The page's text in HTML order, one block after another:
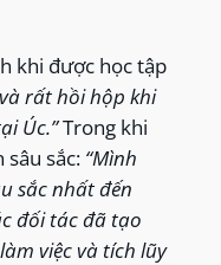
khi được học tập
rất hồi hộp khi
Úc.”Trong khi
sâu sắc: “Mình
sắc nhất đến
đối tác đã tạo
việc và tích lũy